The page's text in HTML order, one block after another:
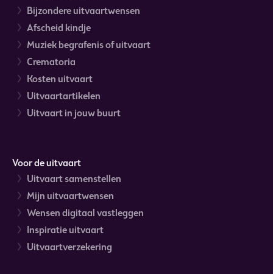
Bijzondere uitvaartwensen
Afscheid kindje
Muziek begrafenis of uitvaart
Crematoria
Kosten uitvaart
Uitvaartartikelen
Uitvaart in jouw buurt
Voor de uitvaart
Uitvaart samenstellen
Mijn uitvaartwensen
Wensen digitaal vastleggen
Inspiratie uitvaart
Uitvaartverzekering